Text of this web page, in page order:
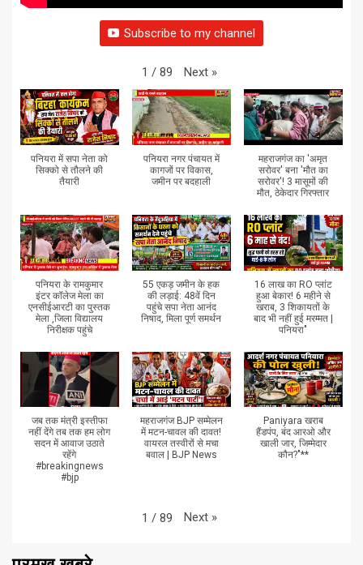
Subscribe to my channel
1 / 89 Next »
पनियरा में सपा नेता को
सिक्को से तौलने की
तैयारी
पनियरा नगर पंचायत में
कागजों पर विकास,
जमीन पर बदहाली
महराजगंज का 'अमृत
सरोवर' बना 'मौत का
सरोवर'! 3 मासूमों की
मौत, ठेकेदार गिरफ्तार
पनियरा के रामकुमार
इंटर कॉलेज मेला का
एनसीईआरटी का पुस्तक
मेला ,जिला विद्यालय
निरीक्षक पहुंचे
55 एकड़ जमीन के हक
की लड़ाई: 48वें दिन
पहुंचे सपा नेता आनंद
निषाद, मिला पूर्ण समर्थन
16 लाख का RO प्लांट
हुआ बेकार! 6 महीने से
खराब, 3 शिकायतों के
बाद भी नहीं हुई मरम्मत |
पनियरा"
जब तक मंत्री इस्तीफा
नहीं देंगे तब तक हम लोग
सदन में आवाज उठाते
रहेंगे
#breakingnews
#bjp
महराजगंज BJP सम्मेलन
में मटन-चावल की दावत!
वायरल तस्वीरों से मचा
बवाल | BJP News
Paniyara खराब
हैंडपंप, बंद आरओ और
खाली जार, जिम्मेदार
कौन?"**
1 / 89 Next »